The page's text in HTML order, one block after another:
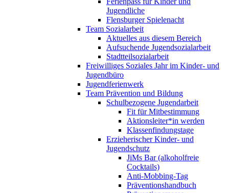
Jugendliche
Flensburger Spielenacht
Team Sozialarbeit
Aktuelles aus diesem Bereich
Aufsuchende Jugendsozialarbeit
Stadtteilsozialarbeit
Freiwilliges Soziales Jahr im Kinder- und
Jugendbüro
Jugendferienwerk
Team Prävention und Bildung
Schulbezogene Jugendarbeit
Fit für Mitbestimmung
Aktionsleiter*in werden
Klassenfindungstage
Erzieherischer Kinder- und
Jugendschutz
JiMs Bar (alkoholfreie
Cocktails)
Anti-Mobbing-Tag
Präventionshandbuch